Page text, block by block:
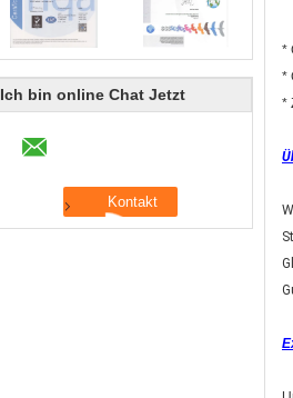
Ich bin online Chat Jetzt
*
*
*